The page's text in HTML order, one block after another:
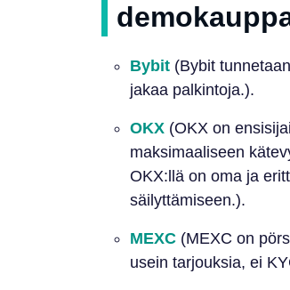
Bybit (Bybit
jakaa palkintoja.).
OKX (OKX on
maksimaaliseen
OKX:llä on oma ja
säilyttämiseen.).
MEXC (MEXC on
usein tarjouksia, ei